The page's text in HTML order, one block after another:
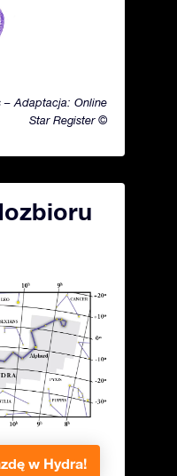
– Adaptacja: Online
Star Register ©
w Hydra!